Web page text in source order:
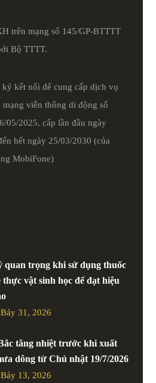
trên mạng số 145/GP-BTTTT
Bộ TTTT.
kết nối để cung cấp dịch vụ
viễn thông di động số
05/2025, cấp lần đầu ngày
hết ngày 25/03/2030 (của
MobiFone)
quan trọng khi sử dụng thuốc
thực vật sinh học để đạt hiệu
31, 2026
tăng nhiệt trước khi xuất
dông từ Chủ nhật 19/7/2026
13, 2026